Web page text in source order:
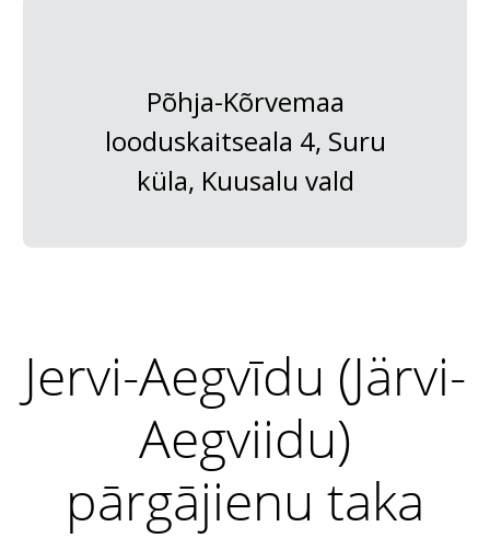
Põhja-Kõrvemaa
looduskaitseala 4, Suru
küla, Kuusalu vald
Jervi-Aegvīdu (Järvi-
Aegviidu)
pārgājienu taka